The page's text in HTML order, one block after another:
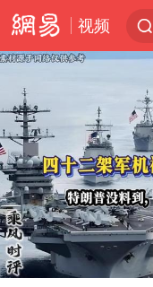
视频
Play
00:00